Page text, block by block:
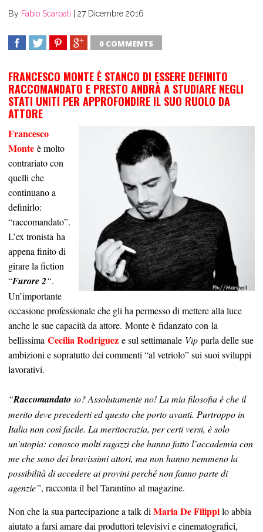
By Fabio Scarpati 27 Dicembre 2016
0 COMMENTS
FRANCESCO MONTE È STANCO DI ESSERE DEFINITO
RACCOMANDATO E PRESTO ANDRÀ A STUDIARE NEGLI
STATI UNITI PER APPROFONDIRE IL SUO RUOLO DA
ATTORE
Francesco
Monte è molto
contrariato con
quelli che
continuano a
definirlo:
“raccomandato”.
L’ex tronista ha
appena finito di
girare la fiction
“Furore 2“.
Un’importante
occasione professionale che gli ha permesso di mettere alla luce
anche le sue capacità da attore. Monte è fidanzato con la
bellissima Cecilia Rodriguez e sul settimanale Vip parla delle sue
ambizioni e sopratutto dei commenti “al vetriolo” sui suoi sviluppi
lavorativi.
“Raccomandato io? Assolutamente no! La mia filosofia è che il
merito deve precederti ed questo che porto avanti. Purtroppo in
Italia non così facile. La meritocrazia, per certi versi, è solo
un’utopia: conosco molti ragazzi che hanno fatto l’accademia con
me che sono dei bravissimi attori, ma non hanno nemmeno la
possibilità di accedere ai provini perché non fanno parte di
agenzie”, racconta il bel Tarantino al magazine.
Non che la sua partecipazione a talk diMaria De Filippilo abbia
aiutato a farsi amare dai produttori televisivi e cinematografici,